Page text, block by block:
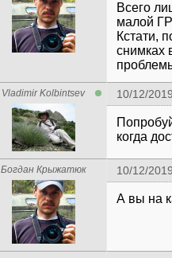
Всего
малой
Кстати,
снимках
Vladimir Kolbintsev 10/12/
когда
Богдан Крыжатюк 10/12/
А вы на